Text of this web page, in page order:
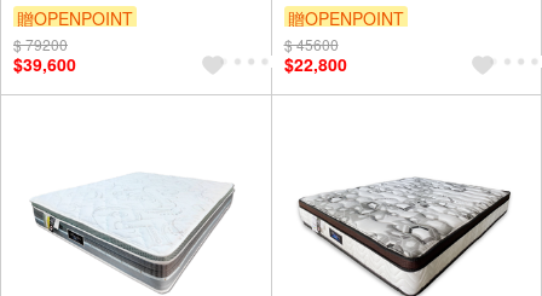
贈OPENPOINT
$ 79200
$39,600
贈OPENPOINT
$ 45600
$22,800